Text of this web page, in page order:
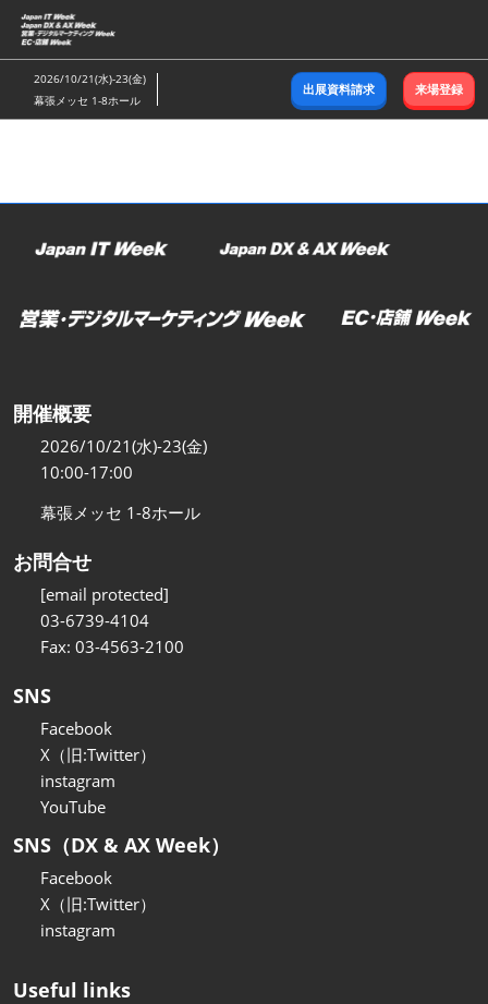
ス
キ
ッ
し
む
2026/10/21(水)-23(金)
幕張メッセ 1-8ホール
出展資料請求 来場登録
開催概要
2026/10/21(水)-23(金)
10:00-17:00
幕張メッセ 1-8ホール
お問合せ
[email protected]
03-6739-4104
Fax: 03-4563-2100
SNS
Facebook
X（旧:Twitter）
instagram
YouTube
SNS（DX & AX Week）
Facebook
X（旧:Twitter）
instagram
Useful links